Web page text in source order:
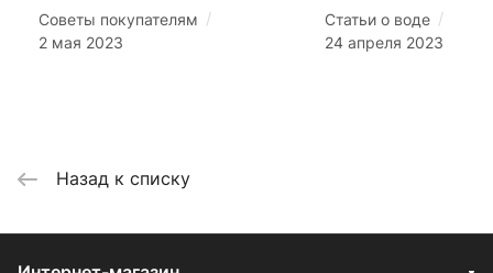
Советы покупателям /
2 мая 2023
Статьи о воде /
24 апреля 2023
Назад к списку